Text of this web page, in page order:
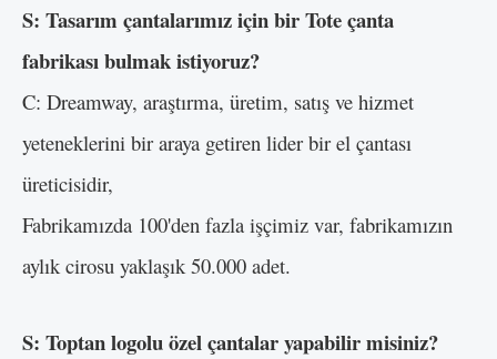
S: Tasarım çantalarımız için bir Tote çanta
fabrikası bulmak istiyoruz?
C: Dreamway, araştırma, üretim, satış ve hizmet
yeteneklerini bir araya getiren lider bir el çantası
üreticisidir,
Fabrikamızda 100'den fazla işçimiz var, fabrikamızın
aylık cirosu yaklaşık 50.000 adet.
S: Toptan logolu özel çantalar yapabilir misiniz?